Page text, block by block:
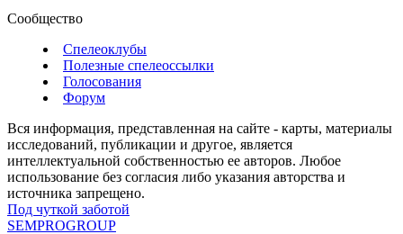
Сообщество
Спелеоклубы
Полезные спелеоссылки
Голосования
Форум
Вся информация, представленная на сайте - карты, материалы
исследований, публикации и другое, является
интеллектуальной собственностью ее авторов. Любое
использование без согласия либо указания авторства и
источника запрещено.
Под чуткой заботой
SEMPROGROUP